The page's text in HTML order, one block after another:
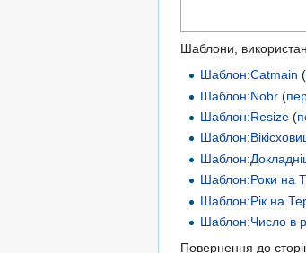
Шаблони,
Шаблон:Catmain (
Шаблон:Nobr (
Шаблон:Resize (
Шаблон:Роки на
Шаблон:Рік на
Шаблон:Число в
Повернення до